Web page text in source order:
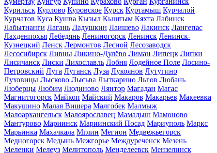
Курильск Курлово Куровское Курск Куртамыш Курчалой
Курчатов Куса Кушва Кызыл Кыштым Кяхта Лабинск
Лабытнанги Лагань Ладушкин Лаишево Лакинск Лангепас
Лахденпохья Лебедянь Лениногорск Ленинск Ленинск-
Кузнецкий Ленск Лермонтов Лесной Лесозаводск
Лесосибирск Ливны Ликино-Дулёво Лиман Липецк Липки
Лисичанск Лиски Лихославль Лобня Лодейное Поле Лосино-
Петровский Луга Луганск Луза Лукоянов Лутугино
Луховицы Лысково Лысьва Лыткарино Льгов Любань
Люберцы Любим Людиново Лянтор Магадан Магас
Магнитогорск Майкоп Майский Макаров Макарьев Макеевка
Макушино Малая Вишера Малгобек Малмыж
Малоархангельск Малоярославец Мамадыш Мамоново
Мантурово Мариинск Мариинский Посад Мариуполь Маркс
Марьинка Махачкала Мглин Мегион Медвежьегорск
Медногорск Медынь Межгорье Междуреченск Мезень
Меленки Мелеуз Мелитополь Менделеевск Мензелинск